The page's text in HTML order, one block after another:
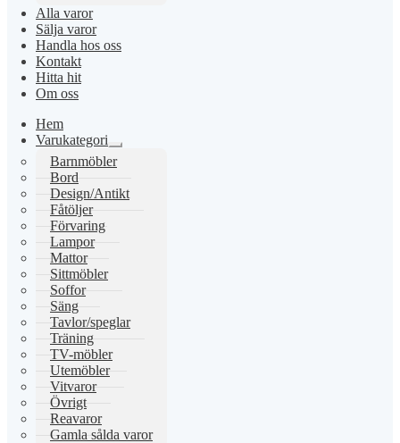
Alla varor
Sälja varor
Handla hos oss
Kontakt
Hitta hit
Om oss
Hem
Varukategori
Expandera
undermeny
Barnmöbler
Bord
Design/Antikt
Fåtöljer
Förvaring
Lampor
Mattor
Sittmöbler
Soffor
Säng
Tavlor/speglar
Träning
TV-möbler
Utemöbler
Vitvaror
Övrigt
Reavaror
Gamla sålda varor